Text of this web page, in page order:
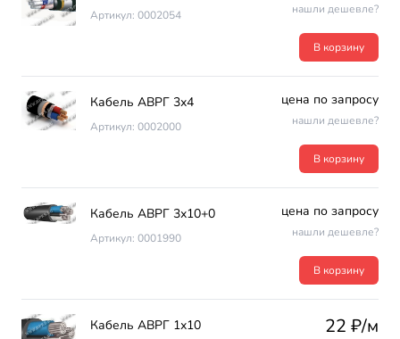
Артикул: 0002054 нашли дешевле?
В корзину
Кабель АВРГ 3х4
Артикул: 0002000
цена по запросу
нашли дешевле?
В корзину
Кабель АВРГ 3х10+0
Артикул: 0001990
цена по запросу
нашли дешевле?
В корзину
Кабель АВРГ 1х10 22 ₽/м